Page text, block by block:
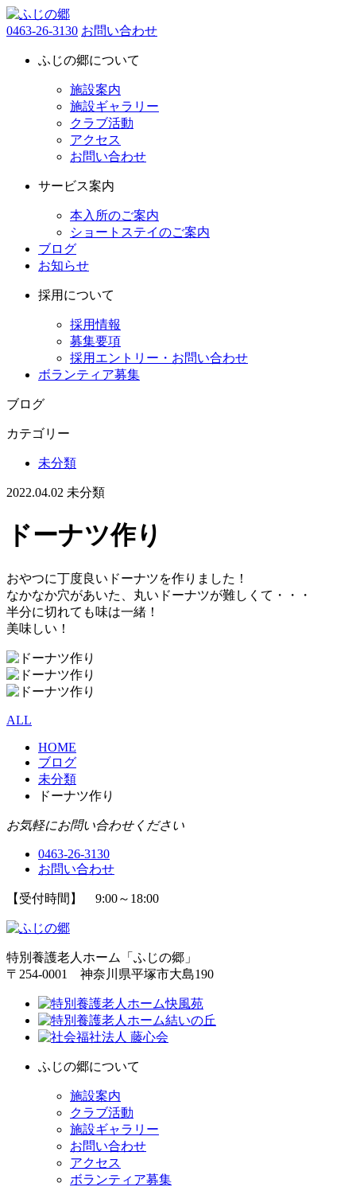
0463-26-3130 お問い合わせ
ふじの郷について
施設案内
施設ギャラリー
クラブ活動
アクセス
お問い合わせ
サービス案内
本入所のご案内
ショートステイのご案内
ブログ
お知らせ
採用について
採用情報
募集要項
採用エントリー・お問い合わせ
ボランティア募集
ブログ
カテゴリー
未分類
2022.04.02 未分類
ドーナツ作り
おやつに丁度良いドーナツを作りました！
なかなか穴があいた、丸いドーナツが難しくて・・・
半分に切れても味は一緒！
美味しい！
ALL
HOME
ブログ
未分類
ドーナツ作り
お気軽にお問い合わせください
0463-26-3130
お問い合わせ
【受付時間】 9:00～18:00
特別養護老人ホーム「ふじの郷」
〒254-0001 神奈川県平塚市大島190
ふじの郷について
施設案内
クラブ活動
施設ギャラリー
お問い合わせ
アクセス
ボランティア募集